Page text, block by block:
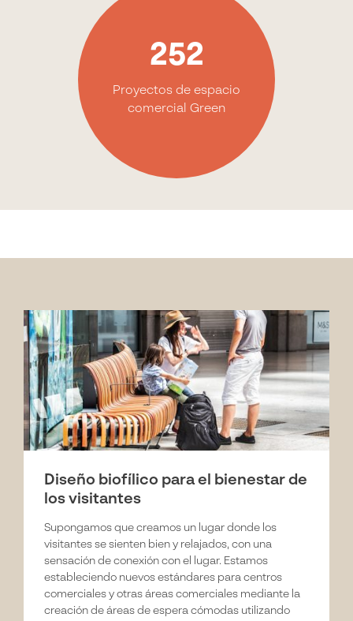
252
Proyectos de espacio
comercial Green
Diseño biofílico para el bienestar de
los visitantes
Supongamos que creamos un lugar donde los
visitantes se sienten bien y relajados, con una
sensación de conexión con el lugar. Estamos
estableciendo nuevos estándares para centros
comerciales y otras áreas comerciales mediante la
creación de áreas de espera cómodas utilizando